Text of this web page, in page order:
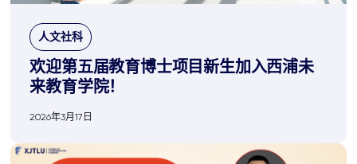
人文社科
欢迎第五届教育博士项目新生加入西浦未
来教育学院！
2026年3月17日